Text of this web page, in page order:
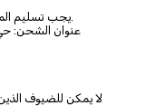
يجب تسليم المستندات المطلوبة إلينا فعليًا قبل 10 أيام على الأقل من تاريخ الجولة.
عنوان الشحن: حي
لا يمكن للضيوف